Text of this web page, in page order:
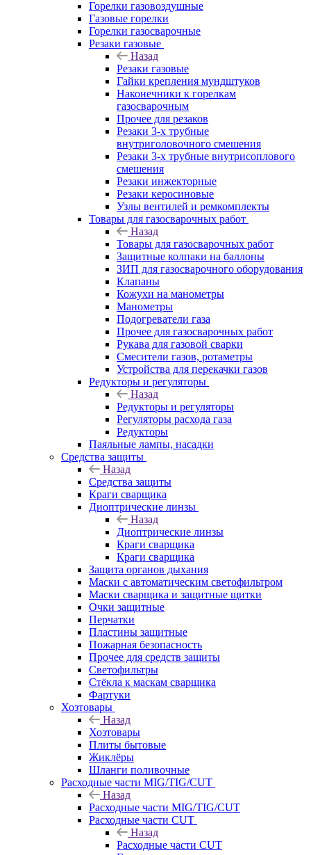
Горелки газовоздушные
Газовые горелки
Горелки газосварочные
Резаки газовые
Назад
Резаки газовые
Гайки крепления мундштуков
Наконечники к горелкам
газосварочным
Прочее для резаков
Резаки 3-х трубные
внутриголовочного смешения
Резаки 3-х трубные внутрисоплового
смешения
Резаки инжекторные
Резаки керосиновые
Узлы вентилей и ремкомплекты
Товары для газосварочных работ
Назад
Товары для газосварочных работ
Защитные колпаки на баллоны
ЗИП для газосварочного оборудования
Клапаны
Кожухи на манометры
Манометры
Подогреватели газа
Прочее для газосварочных работ
Рукава для газовой сварки
Смесители газов, ротаметры
Устройства для перекачки газов
Редукторы и регуляторы
Назад
Редукторы и регуляторы
Регуляторы расхода газа
Редукторы
Паяльные лампы, насадки
Средства защиты
Назад
Средства защиты
Краги сварщика
Диоптрические линзы
Назад
Диоптрические линзы
Краги сварщика
Краги сварщика
Защита органов дыхания
Маски с автоматическим светофильтром
Маски сварщика и защитные щитки
Очки защитные
Перчатки
Пластины защитные
Пожарная безопасность
Прочее для средств защиты
Светофильтры
Стёкла к маскам сварщика
Фартуки
Хозтовары
Назад
Хозтовары
Плиты бытовые
Жиклёры
Шланги поливочные
Расходные части MIG/TIG/CUT
Назад
Расходные части MIG/TIG/CUT
Расходные части CUT
Назад
Расходные части CUT